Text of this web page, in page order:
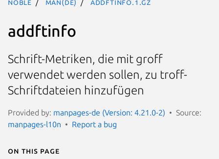
noble man(de) addftinfo.1.gz
addftinfo
Schrift-Metriken, die mit groff
verwendet werden sollen, zu troff-
Schriftdateien hinzufügen
Provided by: manpages-de (Version: 4.21.0-2)
Source:
manpages-l10n
Report a bug
On this page